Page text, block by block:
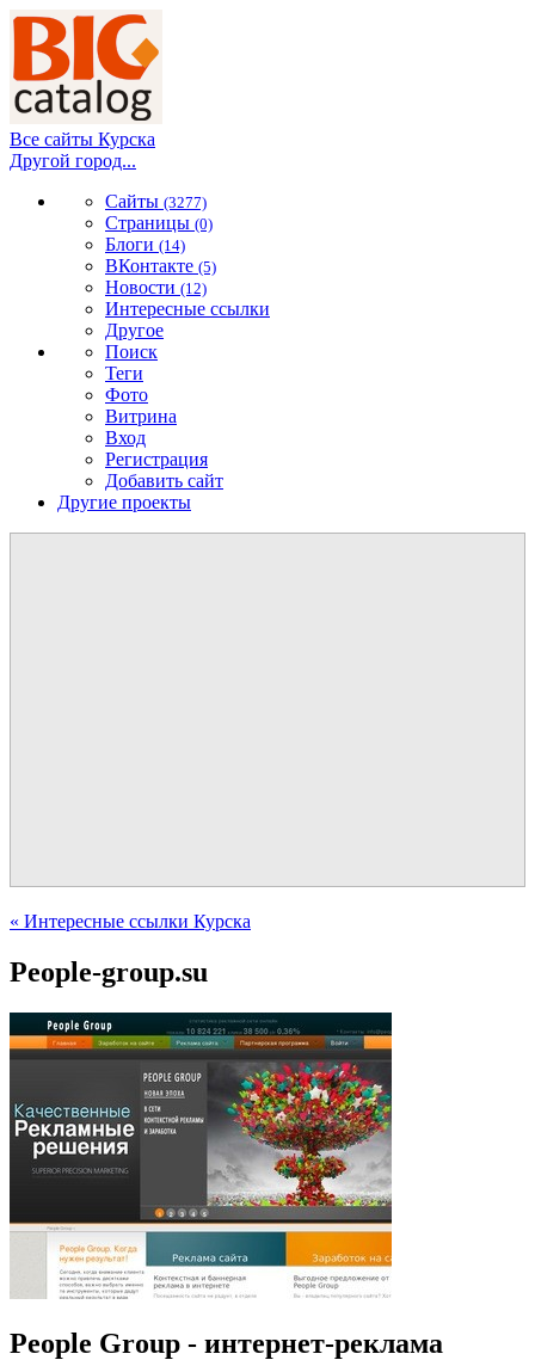
Все сайты Курска
Другой город...
Сайты (3277)
Страницы (0)
Блоги (14)
ВКонтакте (5)
Новости (12)
Интересные ссылки
Другое
Поиск
Теги
Фото
Витрина
Вход
Регистрация
Добавить сайт
Другие проекты
« Интересные ссылки Курска
People-group.su
People Group - интернет-реклама